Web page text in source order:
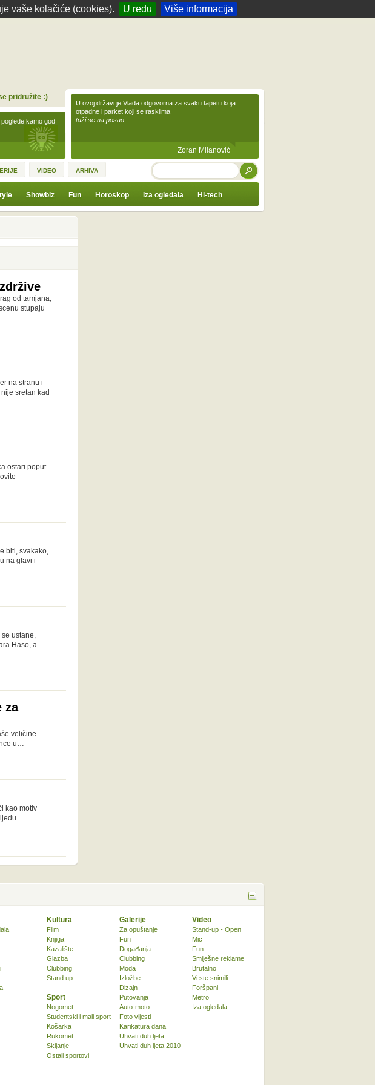
vaše kolačiće (cookies). U redu Više informacija
kamo god
pridružite :)
U ovoj državi je Vlada odgovorna za svaku tapetu koja
otpadne i parket koji se rasklima
tuži se na posao ...
Zoran Milanović
VIDEO ARHIVA TRAŽI
Showbiz Fun Horoskop Iza ogledala Hi-tech
od tamjana,
stupaju
na stranu i
sretan kad
ostari poput
biti, svakako,
na glavi i
ustane,
Haso, a
za
veličine
u…
kao motiv
Kultura
Film
Knjiga
Kazalište
Glazba
Clubbing
Stand up
Sport
Nogomet
Studentski i mali sport
Košarka
Rukomet
Skijanje
Ostali sportovi
Galerije
Za opuštanje
Fun
Događanja
Clubbing
Moda
Izložbe
Dizajn
Putovanja
Auto-moto
Foto vijesti
Karikatura dana
Uhvati duh ljeta
Uhvati duh ljeta 2010
Video
Stand-up - Open
Mic
Fun
Smiješne reklame
Brutalno
Vi ste snimili
Foršpani
Metro
Iza ogledala